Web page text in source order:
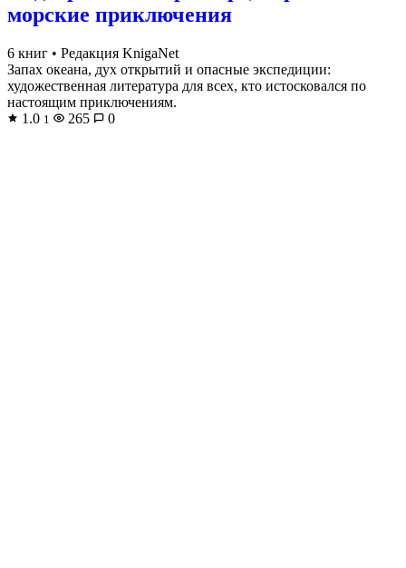
морские приключения
6 книг • Редакция KnigaNet
Запах океана, дух открытий и опасные экспедиции:
художественная литература для всех, кто истосковался по
настоящим приключениям.
1.0 1 265 0